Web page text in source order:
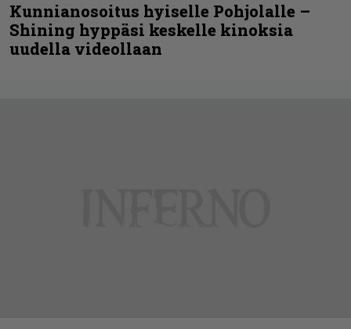
Kunnianosoitus hyiselle Pohjolalle –
Shining hyppäsi keskelle kinoksia
uudella videollaan